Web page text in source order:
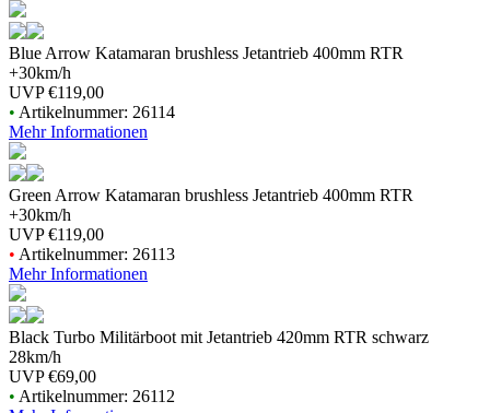
Blue Arrow Katamaran brushless Jetantrieb 400mm RTR
+30km/h
UVP€119,00
• Artikelnummer: 26114
Mehr Informationen
Green Arrow Katamaran brushless Jetantrieb 400mm RTR
+30km/h
UVP€119,00
• Artikelnummer: 26113
Mehr Informationen
Black Turbo Militärboot mit Jetantrieb 420mm RTR schwarz
28km/h
UVP€69,00
• Artikelnummer: 26112